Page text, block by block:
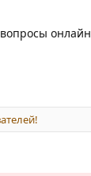
онлайн